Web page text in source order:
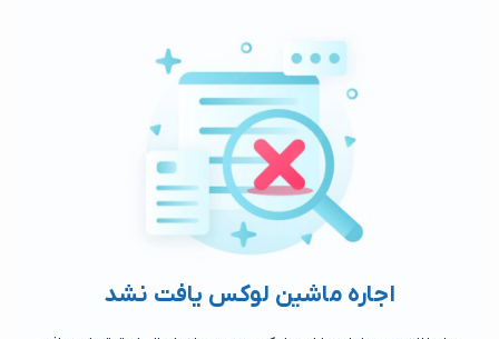
اجاره ماشین لوکس یافت نشد